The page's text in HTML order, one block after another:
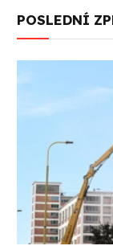
POSLEDNÍ